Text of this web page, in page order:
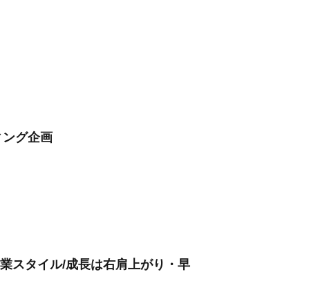
グ企画
スタイル/成長は右肩上がり・早